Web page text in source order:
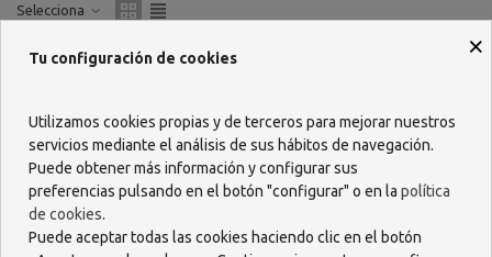
Selecciona
×
Tu configuración de cookies
Utilizamos cookies propias y de terceros para mejorar nuestros
servicios mediante el análisis de sus hábitos de navegación.
Puede obtener más información y configurar sus
preferencias pulsando en el botón "configurar" o en la política
de cookies.
Puede aceptar todas las cookies haciendo clic en el botón